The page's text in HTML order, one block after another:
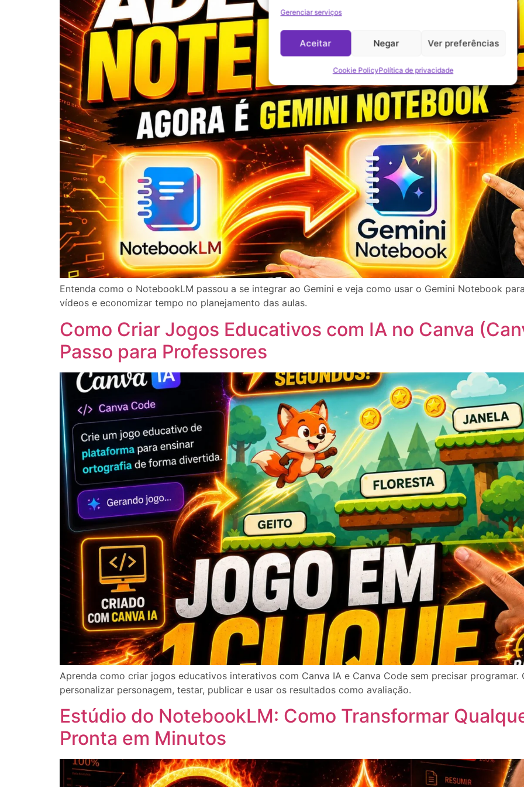
Gerenciar serviços
Aceitar Negar Ver preferências
Cookie PolicyPolítica de privacidade
Entenda como o NotebookLM passou a se integrar ao Gemini e veja como usar o Gemini Notebook
vídeos e economizar tempo no planejamento das aulas.
Como Criar Jogos Educativos com IA no Canva
Passo para Professores
Aprenda como criar jogos educativos interativos com Canva IA e Canva Code sem precisar
personalizar personagem, testar, publicar e usar os resultados como avaliação.
Estúdio do NotebookLM: Como Transformar
Pronta em Minutos